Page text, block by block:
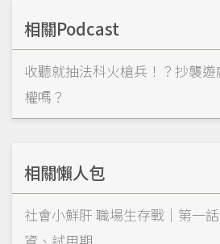
相關Podcast
收聽就抽法科火槍兵！？抄襲
權嗎？
相關懶人包
社會小鮮肝 職場生存戰｜第一